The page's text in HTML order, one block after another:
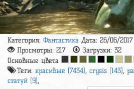
Категория: Фантастика Дата: 26/06/2017
Просмотры: 217 Загрузки: 32
Основные цвета
Теги: красивые (7434), crysis (143),
статуй (9),